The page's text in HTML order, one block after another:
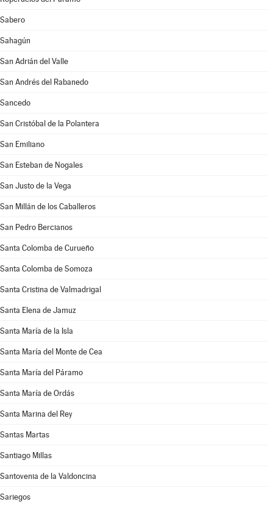
Sabero
Sahagún
San Adrián del Valle
San Andrés del Rabanedo
Sancedo
San Cristóbal de la Polantera
San Emiliano
San Esteban de Nogales
San Justo de la Vega
San Millán de los Caballeros
San Pedro Bercianos
Santa Colomba de Curueño
Santa Colomba de Somoza
Santa Cristina de Valmadrigal
Santa Elena de Jamuz
Santa María de la Isla
Santa María del Monte de Cea
Santa María del Páramo
Santa María de Ordás
Santa Marina del Rey
Santas Martas
Santiago Millas
Santovenia de la Valdoncina
Sariegos